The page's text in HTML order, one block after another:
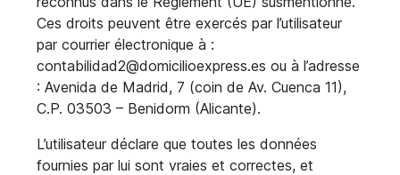
Ces droits peuvent être exercés par l’utilisateur
par courrier électronique à :
contabilidad2@domicilioexpress.es ou à l’adresse
: Avenida de Madrid, 7 (coin de Av. Cuenca 11),
C.P. 03503 – Benidorm (Alicante).
L’utilisateur déclare que toutes les données
fournies par lui sont vraies et correctes, et